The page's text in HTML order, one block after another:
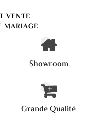
VENTE
MARIAGE
Showroom
Grande Qualité